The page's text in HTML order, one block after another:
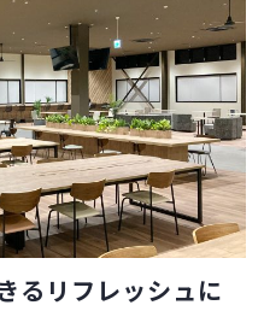
るリフレッシュに